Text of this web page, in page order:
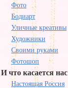
Фото
Бодиарт
Уличные креативы
Художники
Своими руками
Фотошоп
И что касается нас
Настоящая Россия